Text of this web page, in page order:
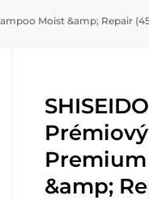
Moist &amp; Repair
&amp;